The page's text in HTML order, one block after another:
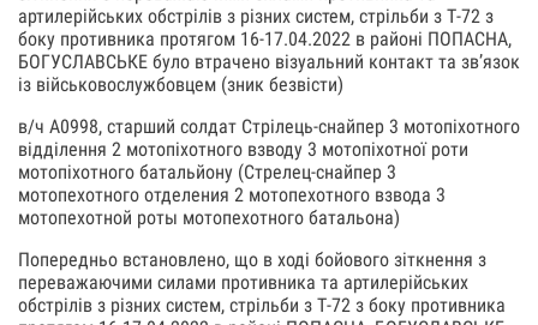
артилерійських обстрілів з різних систем, стрільби з Т-72 з
боку противника протягом 16-17.04.2022 в районі ПОПАСНА,
БОГУСЛАВСЬКЕ було втрачено візуальний контакт та зв’язок
із військовослужбовцем (зник безвісти)
в/ч А0998, старший солдат Стрілець-снайпер 3 мотопіхотного
відділення 2 мотопіхотного взводу 3 мотопіхотної роти
мотопіхотного батальйону (Стрелец-снайпер 3
мотопехотного отделения 2 мотопехотного взвода 3
мотопехотной роты мотопехотного батальона)
Попередньо встановлено, що в ході бойового зіткнення з
переважаючими силами противника та артилерійських
обстрілів з різних систем, стрільби з Т-72 з боку противника